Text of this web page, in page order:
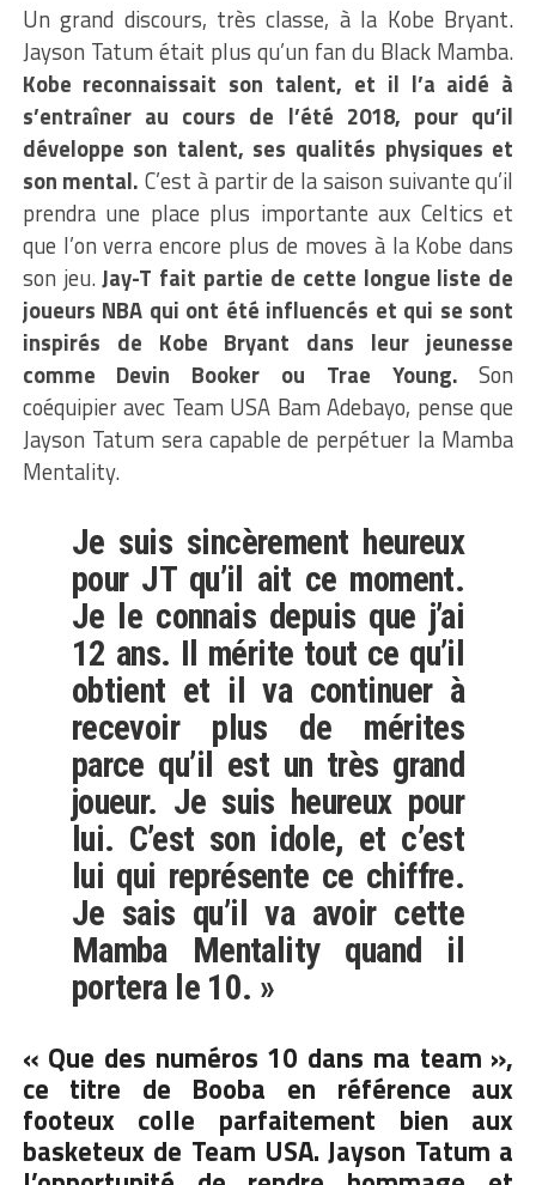
Un grand discours, très classe, à la Kobe Bryant.
Jayson Tatum était plus qu’un fan du Black Mamba.
Kobe reconnaissait son talent, et il l’a aidé à
s’entraîner au cours de l’été 2018, pour qu’il
développe son talent, ses qualités physiques et
son mental. C’est à partir de la saison suivante qu’il
prendra une place plus importante aux Celtics et
que l’on verra encore plus de moves à la Kobe dans
son jeu.Jay-T fait partie de cette longue liste de
joueurs NBA qui ont été influencés et qui se sont
inspirés de Kobe Bryant dans leur jeunesse
comme Devin Booker ou Trae Young. Son
coéquipier avec Team USA Bam Adebayo, pense que
Jayson Tatum sera capable de perpétuer la Mamba
Mentality.
Je suis sincèrement heureux
pour JT qu’il ait ce moment.
Je le connais depuis que j’ai
12 ans. Il mérite tout ce qu’il
obtient et il va continuer à
recevoir plus de mérites
parce qu’il est un très grand
joueur. Je suis heureux pour
lui. C’est son idole, et c’est
lui qui représente ce chiffre.
Je sais qu’il va avoir cette
Mamba Mentality quand il
portera le 10. »
« Que des numéros 10 dans ma team »,
ce titre de Booba en référence aux
footeux colle parfaitement bien aux
basketeux de Team USA. Jayson Tatum a